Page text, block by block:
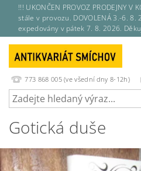
!!! UKONČEN PROVOZ PRODEJNY V
stále v provozu. DOVOLENÁ 3.-6. 8.
expedovány v pátek 7. 8. 2026.
773 868 005 (ve všední dny 8-12h)
Gotická duše